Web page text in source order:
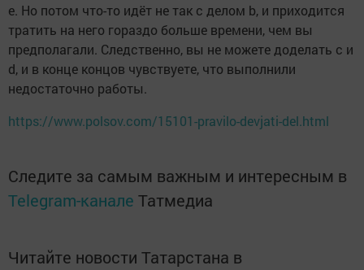
e. Но потом что-то идёт не так с делом b, и приходится
тратить на него гораздо больше времени, чем вы
предполагали. Следственно, вы не можете доделать c и
d, и в конце концов чувствуете, что выполнили
недостаточно работы.
https://www.polsov.com/15101-pravilo-devjati-del.html
Следите за самым важным и интересным в
Telegram-канале Татмедиа
Читайте новости Татарстана в